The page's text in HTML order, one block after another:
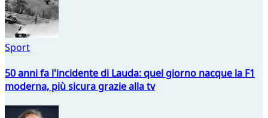
Sport
50 anni fa l'incidente di Lauda: quel giorno nacque la F1
moderna, più sicura grazie alla tv